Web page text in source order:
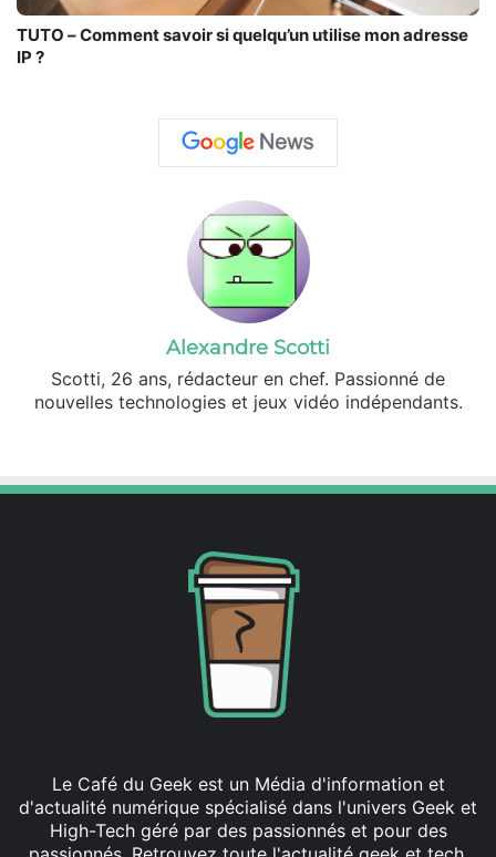
TUTO – Comment savoir si quelqu’un utilise mon adresse
IP ?
Alexandre Scotti
Scotti, 26 ans, rédacteur en chef. Passionné de
nouvelles technologies et jeux vidéo indépendants.
Le Café du Geek est un Média d'information et
d'actualité numérique spécialisé dans l'univers Geek et
High-Tech géré par des passionnés et pour des